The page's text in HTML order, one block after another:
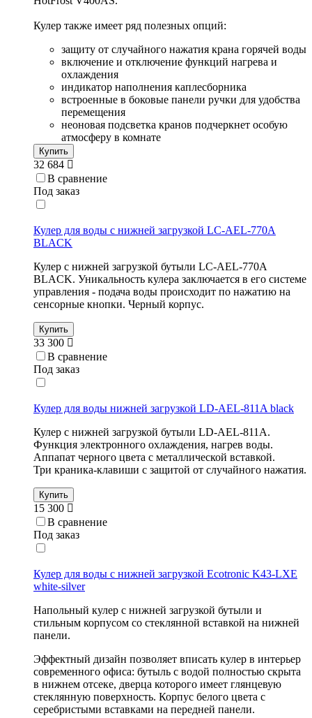
Кулер также имеет ряд полезных опций:
защиту от случайного нажатия крана горячей воды
включение и отключение функций нагрева и
охлаждения
индикатор наполнения каплесборника
встроенные в боковые панели ручки для удобства
перемещения
неоновая подсветка кранов подчеркнет особую
атмосферу в комнате
Купить
32 684
В сравнение
Под заказ
Кулер для воды с нижней загрузкой LC-AEL-770A
BLACK
Кулер с нижней загрузкой бутыли LC-AEL-770A
BLACK. Уникальность кулера заключается в его системе
управления - подача воды происходит по нажатию на
сенсорные кнопки. Черный корпус.
Купить
33 300
В сравнение
Под заказ
Кулер для воды нижней загрузкой LD-AEL-811A black
Кулер с нижней загрузкой бутыли LD-AEL-811A.
Функция электронного охлаждения, нагрев воды.
Аппапат черного цвета с металлической вставкой.
Три краника-клавиши с защитой от случайного нажатия.
Купить
15 300
В сравнение
Под заказ
Кулер для воды с нижней загрузкой Ecotronic K43-LXE
white-silver
Напольный кулер с нижней загрузкой бутыли и
стильным корпусом со стеклянной вставкой на нижней
панели.
Эффектный дизайн позволяет вписать кулер в интерьер
современного офиса: бутыль с водой полностью скрыта
в нижнем отсеке, дверца которого имеет глянцевую
стеклянную поверхность. Корпус белого цвета с
серебристыми вставками на передней панели.